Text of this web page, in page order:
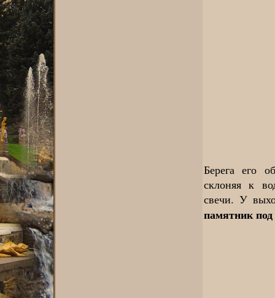
Берега его
склоняя к
свечи. У
памятник